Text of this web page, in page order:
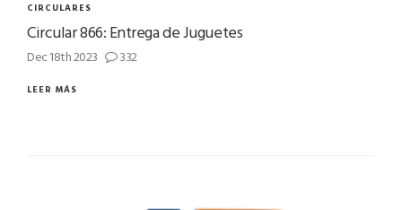
CIRCULARES
Circular 866: Entrega de Juguetes
Dec 18th 2023 332
LEER MÁS